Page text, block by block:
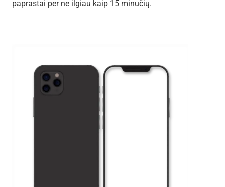
paprastai per ne ilgiau kaip 15 minučių.